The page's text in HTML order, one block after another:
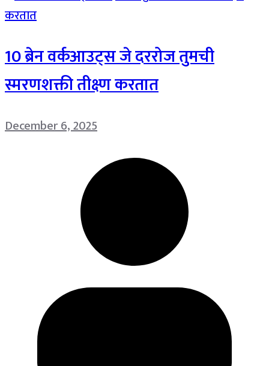
10 ब्रेन वर्कआउट्स जे दररोज तुमची
स्मरणशक्ती तीक्ष्ण करतात
December 6, 2025